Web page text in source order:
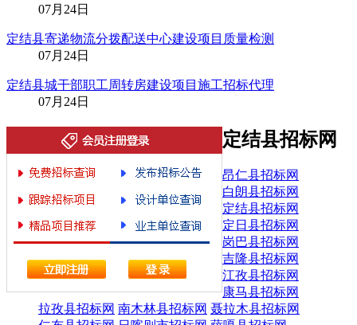
07月24日
定结县寄递物流分拨配送中心建设项目质量检测
07月24日
定结县城干部职工周转房建设项目施工招标代理
07月24日
定结县招标网
昂仁县招标网
白朗县招标网
定结县招标网
定日县招标网
岗巴县招标网
吉隆县招标网
江孜县招标网
康马县招标网
拉孜县招标网 南木林县招标网 聂拉木县招标网